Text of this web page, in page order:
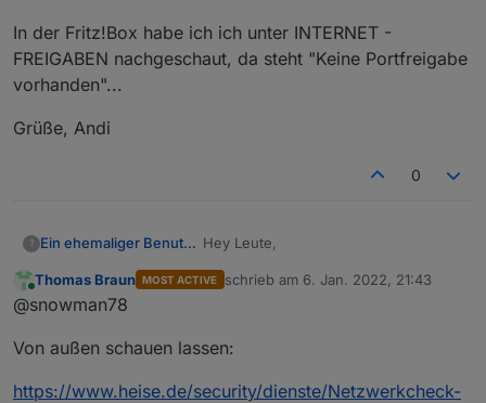
In der Fritz!Box habe ich ich unter INTERNET -
FREIGABEN nachgeschaut, da steht "Keine Portfreigabe
vorhanden"...
Grüße, Andi
0
? Ein ehemaliger Benutzer Hey Leute,
ihr habt mich jetzt ganz schön
Raspberry Pi 4 installiert und bewusst
freigegeben.
Oder wo kann ich in ioBroker
Thomas Braun MOST ACTIVE schrieb am 6. Jan. 2022, 21:43
zuletzt editiert von
@snowman78
Von außen schauen lassen:
https://www.heise.de/security/dienste/Netzwerkcheck-